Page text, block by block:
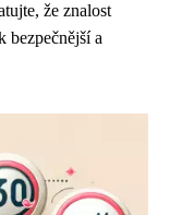
že znalost
bezpečnější a